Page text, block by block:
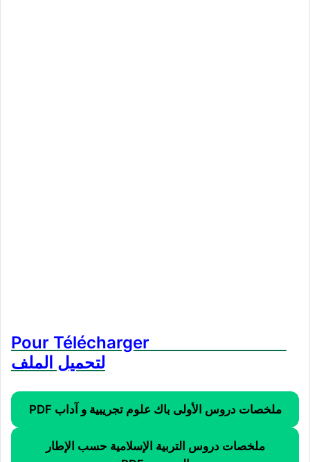
Pour Télécharger
لتحميل الملف
ملخصات دروس الأولى باك علوم تجريبية و آداب PDF
ملخصات دروس التربية الإسلامية حسب الإطار